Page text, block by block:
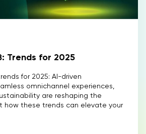
Trends for 2025
for 2025: AI-driven
omnichannel experiences,
are reshaping the
how these trends can elevate your